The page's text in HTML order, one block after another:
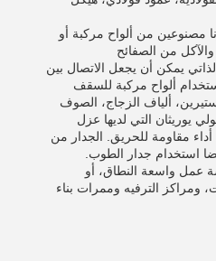
مصنوعين من ألواح مركبة أو
من الصفائح
يمكن أن يجعل الاتصال بين
ألواح مركبة للسقف
ألياف الزجاج، الصوف
يوريثان التي لديها عزل
مقاومة للحريق. الجدار من
استخدام جدار الطوب.
عمل واسعة النطاق، أو
ومراكز الترفيه وممرات بناء